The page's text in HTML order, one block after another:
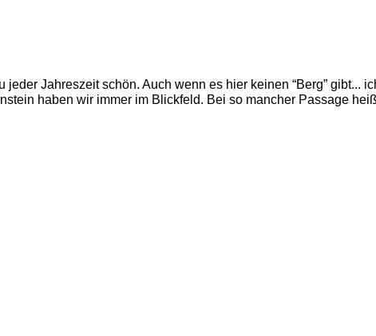
jeder Jahreszeit schön. Auch wenn es hier keinen “Berg” gibt...
haben wir immer im Blickfeld. Bei so mancher Passage